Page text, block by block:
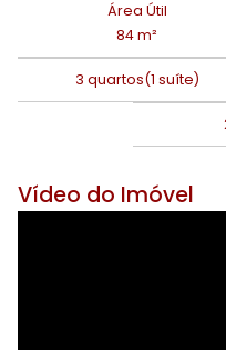
Área Útil
84 m²
3 quartos(1 suíte)
Vídeo do Imóvel